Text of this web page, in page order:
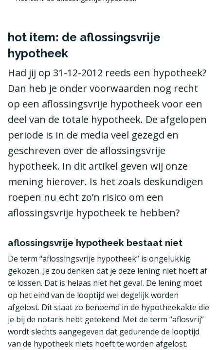
hot item: de aflossingsvrije
hypotheek
Had jij op 31-12-2012 reeds een hypotheek?
Dan heb je onder voorwaarden nog recht
op een aflossingsvrije hypotheek voor een
deel van de totale hypotheek. De afgelopen
periode is in de media veel gezegd en
geschreven over de aflossingsvrije
hypotheek. In dit artikel geven wij onze
mening hierover. Is het zoals deskundigen
roepen nu echt zo’n risico om een
aflossingsvrije hypotheek te hebben?
aflossingsvrije hypotheek bestaat niet
De term “aflossingsvrije hypotheek” is ongelukkig
gekozen. Je zou denken dat je deze lening niet hoeft af
te lossen. Dat is helaas niet het geval. De lening moet
op het eind van de looptijd wel degelijk worden
afgelost. Dit staat zo benoemd in de hypotheekakte die
je bij de notaris hebt getekend. Met de term “aflosvrij”
wordt slechts aangegeven dat gedurende de looptijd
van de hypotheek niets hoeft te worden afgelost.